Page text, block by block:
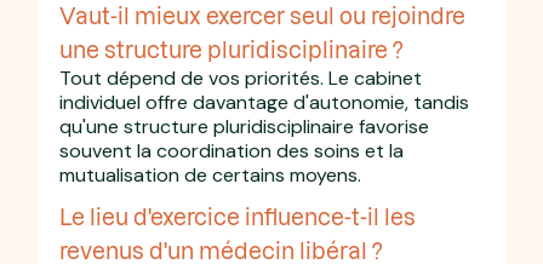
Vaut-il mieux exercer seul ou rejoindre
une structure pluridisciplinaire ?
Tout dépend de vos priorités. Le cabinet
individuel offre davantage d'autonomie, tandis
qu'une structure pluridisciplinaire favorise
souvent la coordination des soins et la
mutualisation de certains moyens.
Le lieu d'exercice influence-t-il les
revenus d'un médecin libéral ?